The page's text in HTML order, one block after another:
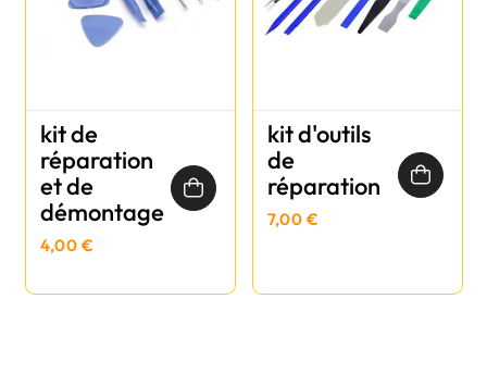
kit de
réparation
et de
démontage
4,00 €
kit d'outils
de
réparation
7,00 €